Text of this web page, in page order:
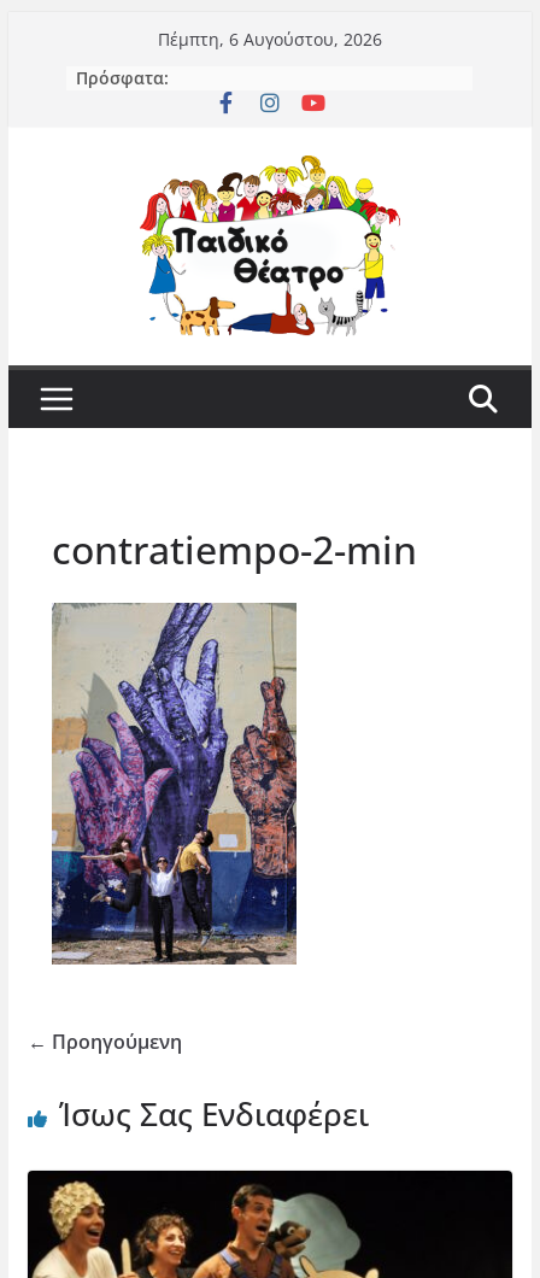
περιεχόμενο
Πέμπτη, 6 Αυγούστου, 2026
Πρόσφατα:
contratiempo-2-min
← Προηγούμενη
Ίσως Σας Ενδιαφέρει